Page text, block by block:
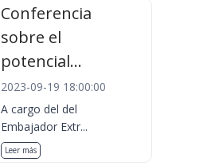
Conferencia
sobre el
potencial...
2023-09-19 18:00:00
A cargo del del
Embajador Extr...
Leer más